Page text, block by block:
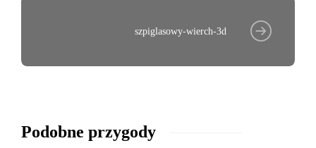
szpiglasowy-wierch-3d
Podobne przygody